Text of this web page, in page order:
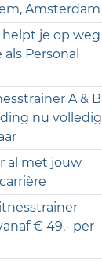
Amsterdam
je op weg
Personal
A & B
nu volledig
al met jouw
€ 49,- per